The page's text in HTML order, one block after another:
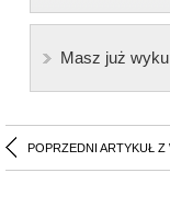
Masz już
POPRZEDNI ARTYKUŁ Z